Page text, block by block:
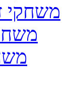
משחקי